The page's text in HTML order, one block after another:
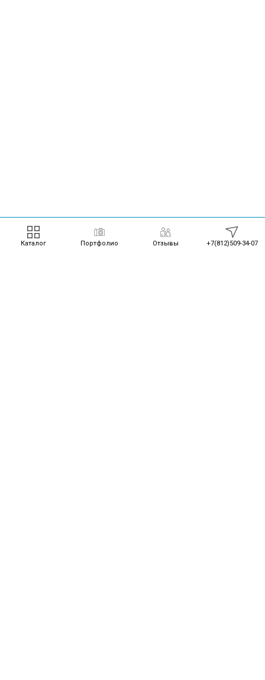
Каталог Портфолио Отзывы +7(812)509-34-07